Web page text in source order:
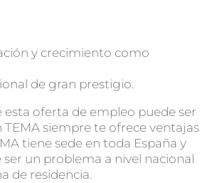
y crecimiento como
de gran prestigio.
esta oferta de empleo puede ser
siempre te ofrece ventajas
tiene sede en toda España y
un problema a nivel nacional
de residencia.